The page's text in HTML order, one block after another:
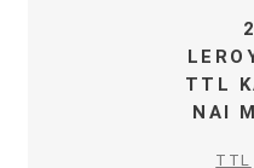
TTL
ΝΑΙ
TTL